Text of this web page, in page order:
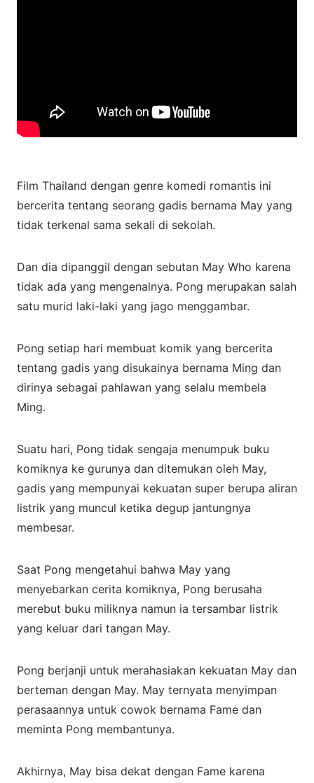
Film Thailand dengan genre komedi romantis ini
bercerita tentang seorang gadis bernama May yang
tidak terkenal sama sekali di sekolah.
Dan dia dipanggil dengan sebutan May Who karena
tidak ada yang mengenalnya. Pong merupakan salah
satu murid laki-laki yang jago menggambar.
Pong setiap hari membuat komik yang bercerita
tentang gadis yang disukainya bernama Ming dan
dirinya sebagai pahlawan yang selalu membela
Ming.
Suatu hari, Pong tidak sengaja menumpuk buku
komiknya ke gurunya dan ditemukan oleh May,
gadis yang mempunyai kekuatan super berupa aliran
listrik yang muncul ketika degup jantungnya
membesar.
Saat Pong mengetahui bahwa May yang
menyebarkan cerita komiknya, Pong berusaha
merebut buku miliknya namun ia tersambar listrik
yang keluar dari tangan May.
Pong berjanji untuk merahasiakan kekuatan May dan
berteman dengan May. May ternyata menyimpan
perasaannya untuk cowok bernama Fame dan
meminta Pong membantunya.
Akhirnya, May bisa dekat dengan Fame karena